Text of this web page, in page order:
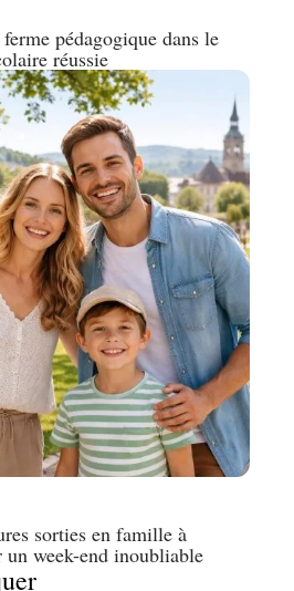
pédagogique dans le
réussie
sorties en famille à
week-end inoubliable